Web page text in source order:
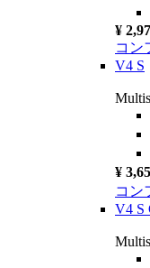
¥
コン
V4 S
¥
コン
V4 S